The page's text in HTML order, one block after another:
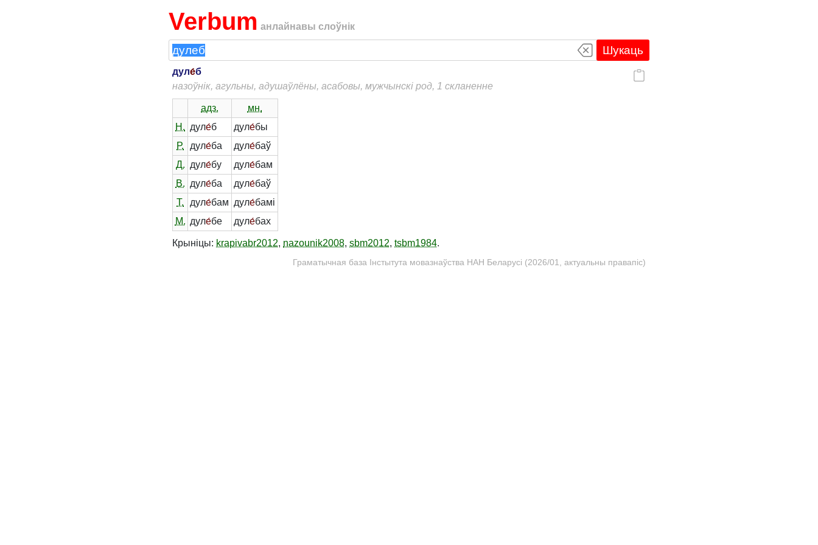
Verbum анлайнавы слоўнік
Шукаць
дуле́б
назоўнік, агульны, адушаўлёны, асабовы, мужчынскі род, 1 скланенне
адз.
мн.
Н. дуле́б дуле́бы
Р.
дуле́ба дуле́баў
Д. дуле́бу дуле́бам
В. дуле́ба дуле́баў
Т.
дуле́бам дуле́бамі
М. дуле́бе дуле́бах
Крыніцы: krapivabr2012, nazounik2008, sbm2012, tsbm1984.
Граматычная база Інстытута мовазнаўства НАН Беларусі (2026/01, актуальны правапіс)